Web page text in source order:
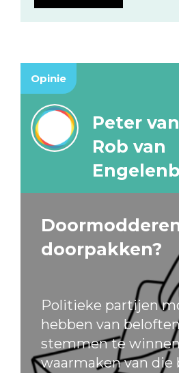
Opinie
Peter
Rob van
doorpakken?
Politieke partijen
hebben van
stemmen te
waarmaken van die